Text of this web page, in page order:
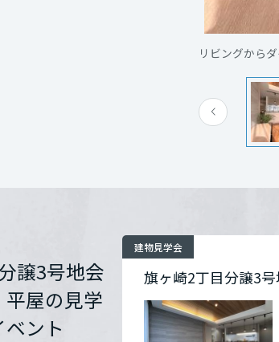
リビングから
譲3号地会
屋の見学
ント
旗ヶ崎2丁目分譲3
建物見学会
栃木県
群馬県
電話：
営業時
定休日
9253ま
担当者